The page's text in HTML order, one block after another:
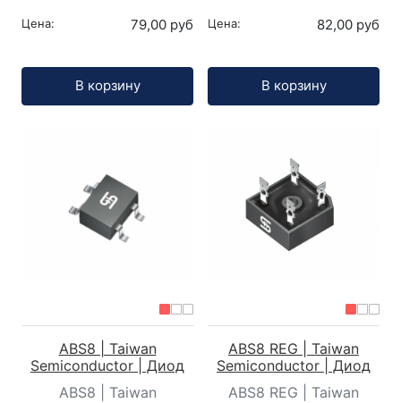
Цена: 79,00 руб
В корзину
Цена: 82,00 руб
В корзину
ABS8 | Taiwan
Semiconductor | Диод
ABS8 | Taiwan
ABS8 REG | Taiwan
Semiconductor | Диод
ABS8 REG | Taiwan